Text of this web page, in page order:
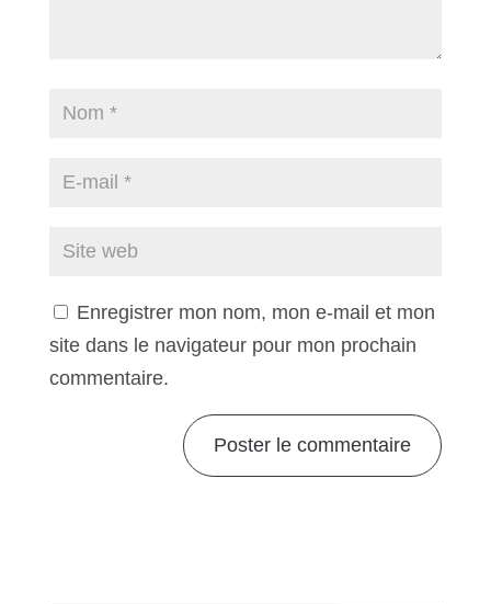
Enregistrer mon nom, mon e-mail et mon
site dans le navigateur pour mon prochain
commentaire.